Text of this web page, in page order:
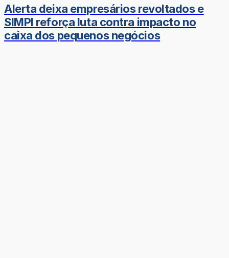
Alerta deixa empresários revoltados e
SIMPI reforça luta contra impacto no
caixa dos pequenos negócios